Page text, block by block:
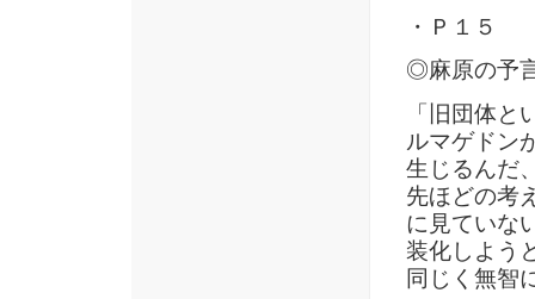
・Ｐ１５
◎麻原の予
「旧団体
ルマゲドン
生じるんだ
先ほどの考
に見ていな
装化しよう
同じく無智